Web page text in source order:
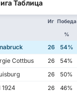
Таблица
Иг Победа
%
26 54%
Cottbus 26 54%
26 50%
1924 26 46%